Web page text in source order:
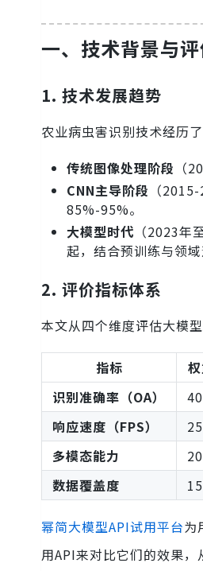
一、技术背景与
1. 技术发展趋势
农业病虫害识别技术经历
传统图像处理阶段 （
CNN主导阶段 （
85%-95%。
大模型时代 （2023年
起，结合预训练与领
2. 评价指标体系
本文从四个维度评估大模型
指标
识别准确率（OA）
响应速度（FPS）
多模态能力
数据覆盖度
幂简大模型API试用平台为
用API来对比它们的效果，